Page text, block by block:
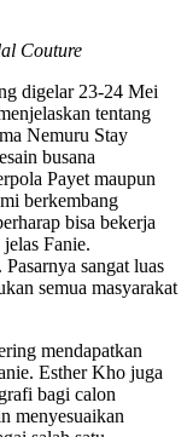
Couture
digelar 23-24 Mei
tentang
Nemuru Stay
busana
Payet maupun
berkembang
bisa bekerja
Fanie.
sangat luas
semua masyarakat
mendapatkan
Esther Kho juga
bagi calon
menyesuaikan